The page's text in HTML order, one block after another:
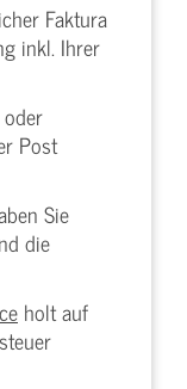
Faktura
inkl. Ihrer
Post
Sie
die
holt auf